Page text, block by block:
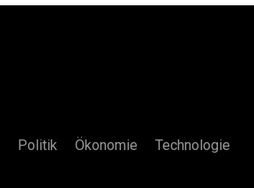
Politik Ökonomie Technologie